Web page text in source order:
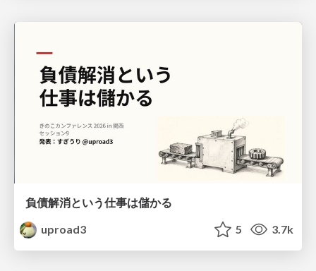
負債解消という仕事は儲かる
uproad3
5 3.7k